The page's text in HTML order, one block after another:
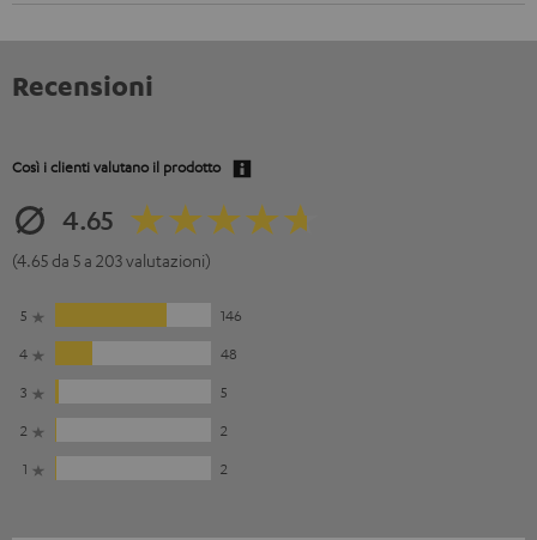
Recensioni
Così i clienti valutano il prodotto
4.65
(4.65 da 5 a 203 valutazioni)
5
146
4
48
3
5
2
2
1
2